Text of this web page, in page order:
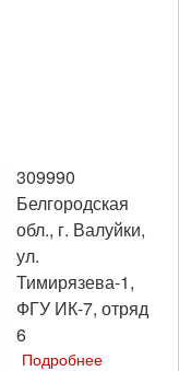
309990
Белгородская
обл., г. Валуйки,
ул.
Тимирязева-1,
ФГУ ИК-7, отряд
6
Подробнее